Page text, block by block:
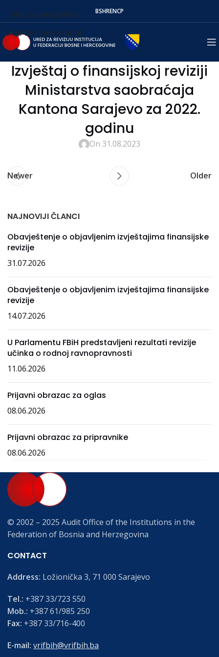
Skip to navigation
Skip to main content
BSHRENСР
Izvještaj o finansijskoj reviziji
Ministarstva saobraćaja
Kantona Sarajevo za 2022.
godinu
On 31.08.2023
Newer Older
NAJNOVIJI ČLANCI
Obavještenje o objavljenim izvještajima finansijske
revizije
31.07.2026
Obavještenje o objavljenim izvještajima finansijske
revizije
14.07.2026
U Parlamentu FBiH predstavljeni rezultati revizije
učinka o rodnoj ravnopravnosti
11.06.2026
Prijavni obrazac za oglas
08.06.2026
Prijavni obrazac za pripravnike
08.06.2026
© 2002 – 2025 Audit Office of the Institutions in the
Federation of Bosnia and Herzegovina
CONTACT
Address: Ložionička 3, 71 000 Sarajevo
Tel.: +387 33/723 550
Mob.: +387 61/985 250
Fax: +387 33/716-400
E-mail: vrifbih@vrifbih.ba